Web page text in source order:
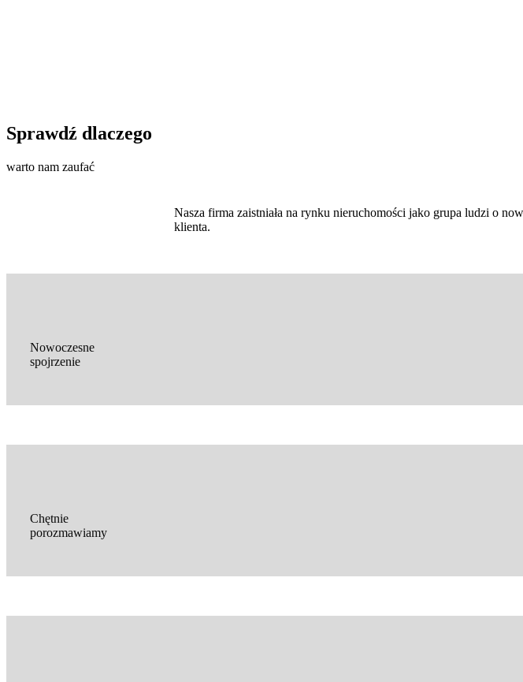
Sprawdź dlaczego
warto nam zaufać
Nasza firma zaistniała na rynku nieruchomości jako grupa ludzi o
klienta.
Nowoczesne
spojrzenie
Chętnie
porozmawiamy